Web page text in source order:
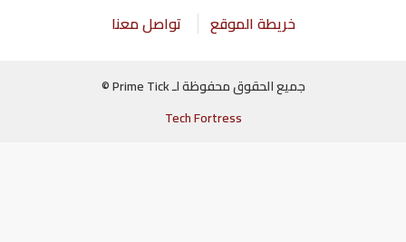
خريطة الموقع
تواصل معنا
جميع الحقوق محفوظة لـ Prime Tick ©
Tech Fortress